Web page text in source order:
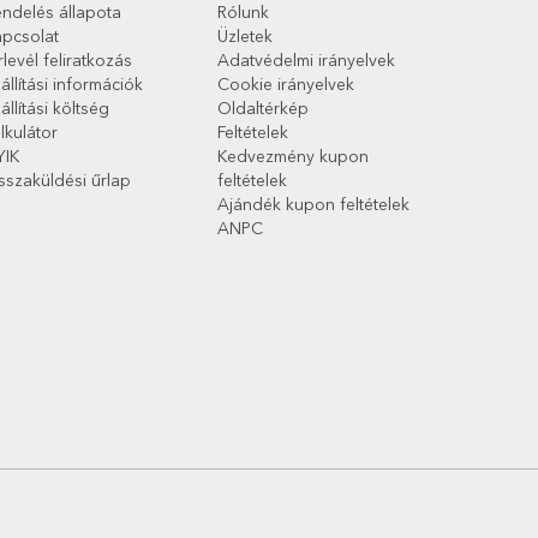
állapota
feliratkozás
információk
költség
űrlap
Rólunk
Üzletek
Adatvédelmi irányelvek
Cookie irányelvek
Oldaltérkép
Feltételek
Kedvezmény kupon
feltételek
Ajándék kupon feltételek
ANPC